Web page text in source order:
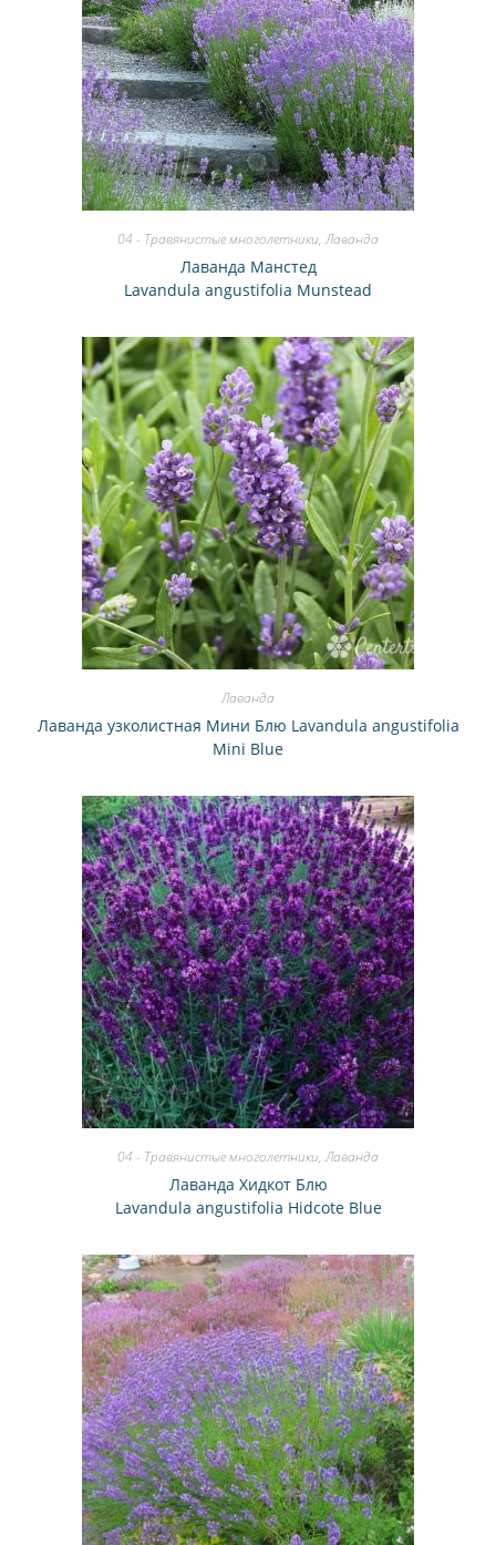
04 - Травянистые многолетники,Лаванда
Лаванда Манстед
Lavandula angustifolia Munstead
Лаванда
Лаванда узколистная Мини Блю Lavandula angustifolia
Mini Blue
04 - Травянистые многолетники,Лаванда
Лаванда Хидкот Блю
Lavandula angustifolia Hidcote Blue